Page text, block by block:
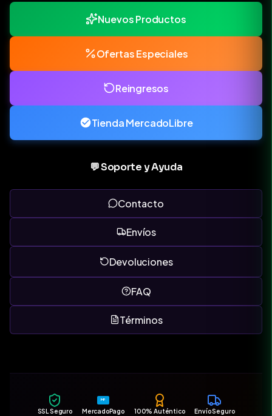
Nuevos Productos
Ofertas Especiales
Reingresos
Tienda MercadoLibre
💬 Soporte y Ayuda
Contacto
Envíos
Devoluciones
FAQ
Términos
SSL Seguro
MP
MercadoPago 100% Auténtico Envío Seguro